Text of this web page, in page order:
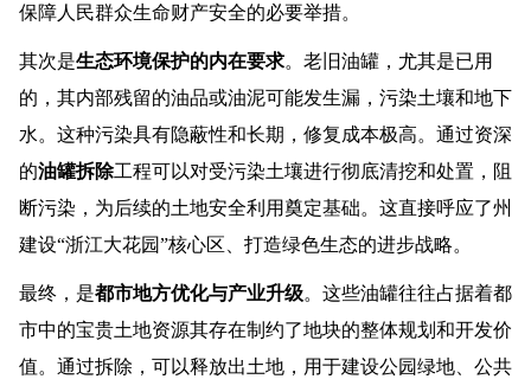
保障人民群众生命财产安全的必要举措。
其次是生态环境保护的内在要求。老旧油罐，尤其是已用
的，其内部残留的油品或油泥可能发生漏，污染土壤和地下
水。这种污染具有隐蔽性和长期，修复成本极高。通过资深
的油罐拆除工程可以对受污染土壤进行彻底清挖和处置，阻
断污染，为后续的土地安全利用奠定基础。这直接呼应了州
建设“浙江大花园”核心区、打造绿色生态的进步战略。
最终，是都市地方优化与产业升级。这些油罐往往占据着都
市中的宝贵土地资源其存在制约了地块的整体规划和开发价
值。通过拆除，可以释放出土地，用于建设公园绿地、公共